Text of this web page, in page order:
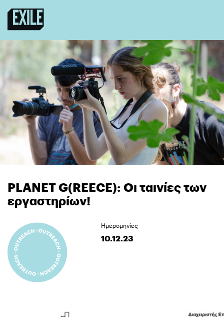
PLANET G(REECE): Οι ταινίες των
εργαστηρίων!
Ημερομηνίες
10.12.23